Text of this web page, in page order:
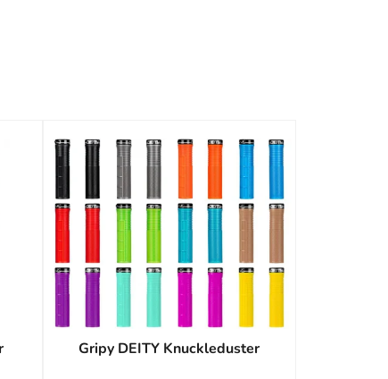
Gripy DEITY Knuckleduster